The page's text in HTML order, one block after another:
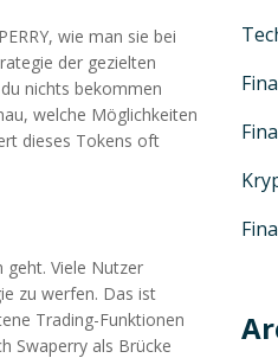
wie man sie bei
der gezielten
nichts bekommen
welche Möglichkeiten
dieses Tokens oft
Viele Nutzer
zu werfen. Das ist
Trading-Funktionen
Swaperry als Brücke